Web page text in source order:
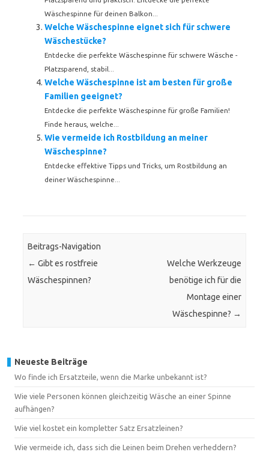
Wäschespinne für deinen Balkon...
Welche Wäschespinne eignet sich für schwere
Wäschestücke?
Entdecke die perfekte Wäschespinne für schwere Wäsche -
Platzsparend, stabil...
Welche Wäschespinne ist am besten für große
Familien geeignet?
Entdecke die perfekte Wäschespinne für große Familien!
Finde heraus, welche...
Wie vermeide ich Rostbildung an meiner
Wäschespinne?
Entdecke effektive Tipps und Tricks, um Rostbildung an
deiner Wäschespinne...
Beitrags-Navigation
← Gibt es rostfreie
Wäschespinnen?
Welche Werkzeuge
benötige ich für die
Montage einer
Wäschespinne? →
Neueste Beiträge
Wo finde ich Ersatzteile, wenn die Marke unbekannt ist?
Wie viele Personen können gleichzeitig Wäsche an einer Spinne
aufhängen?
Wie viel kostet ein kompletter Satz Ersatzleinen?
Wie vermeide ich, dass sich die Leinen beim Drehen verheddern?